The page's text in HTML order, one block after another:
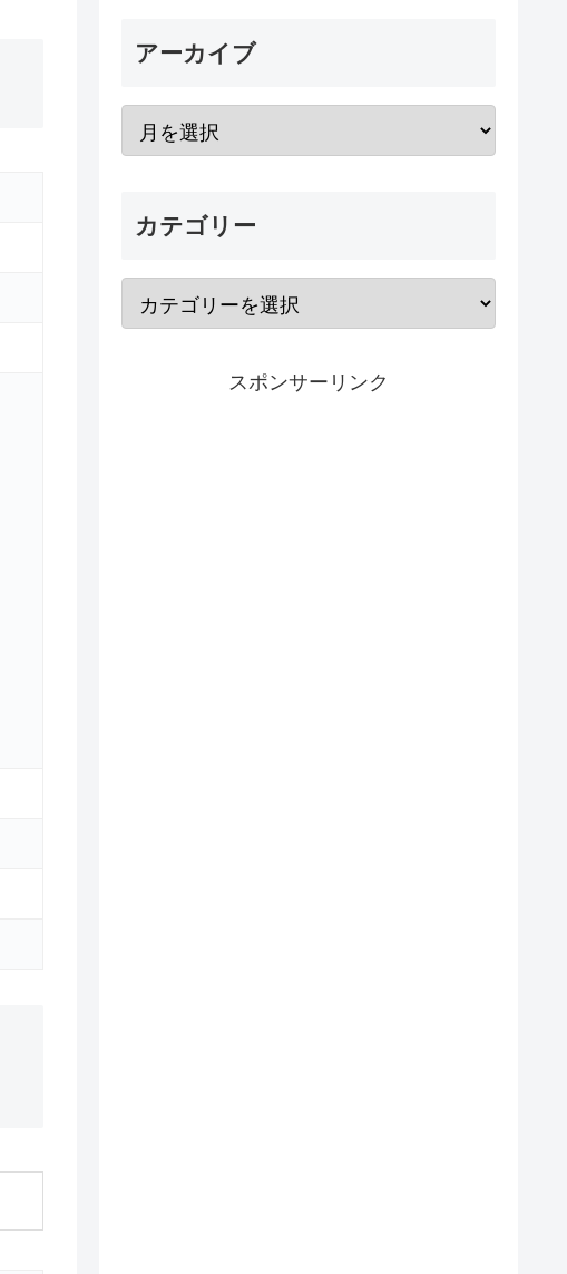
アーカイブ
カテゴリー
スポンサーリンク